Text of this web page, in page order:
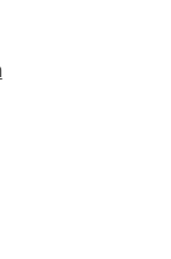
vélemény: 1